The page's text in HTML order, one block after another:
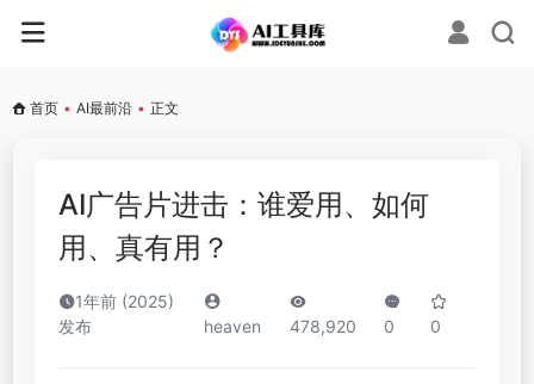
首页 • AI最前沿 • 正文
AI广告片进击：谁爱用、如何
用、真有用？
1年前 (2025)
发布
heaven 478,920 0 0